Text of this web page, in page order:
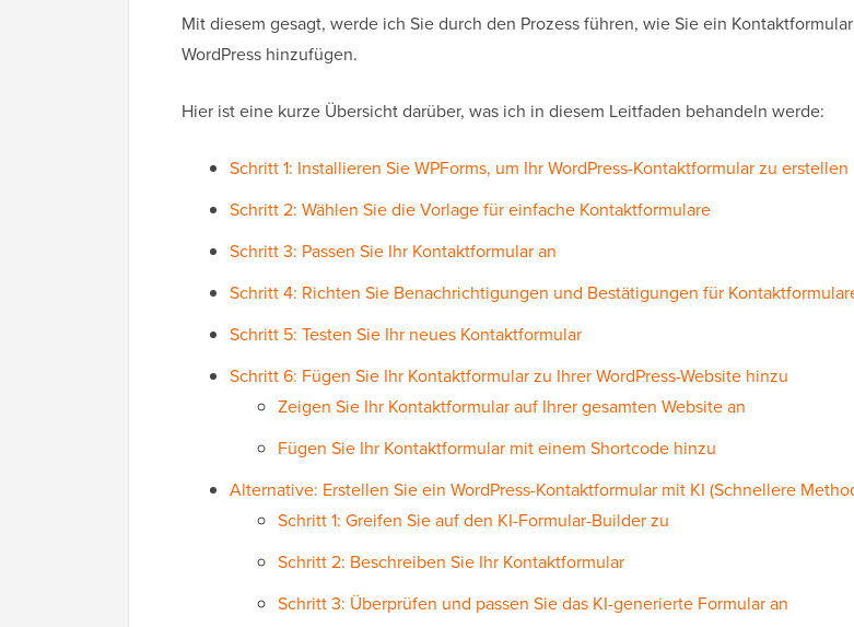
Mit diesem gesagt, werde ich Sie durch den Prozess führen, wie Sie ein
WordPress hinzufügen.
Hier ist eine kurze Übersicht darüber, was ich in diesem Leitfaden behandeln werde:
Schritt 1: Installieren Sie WPForms, um Ihr WordPress-Kontaktformular zu erstellen
Schritt 2: Wählen Sie die Vorlage für einfache Kontaktformulare
Schritt 3: Passen Sie Ihr Kontaktformular an
Schritt 4: Richten Sie Benachrichtigungen und Bestätigungen für
Schritt 5: Testen Sie Ihr neues Kontaktformular
Schritt 6: Fügen Sie Ihr Kontaktformular zu Ihrer WordPress-Website hinzu
Zeigen Sie Ihr Kontaktformular auf Ihrer gesamten Website an
Fügen Sie Ihr Kontaktformular mit einem Shortcode hinzu
Alternative: Erstellen Sie ein WordPress-Kontaktformular mit KI (Schnellere
Schritt 1: Greifen Sie auf den KI-Formular-Builder zu
Schritt 2: Beschreiben Sie Ihr Kontaktformular
Schritt 3: Überprüfen und passen Sie das KI-generierte Formular an